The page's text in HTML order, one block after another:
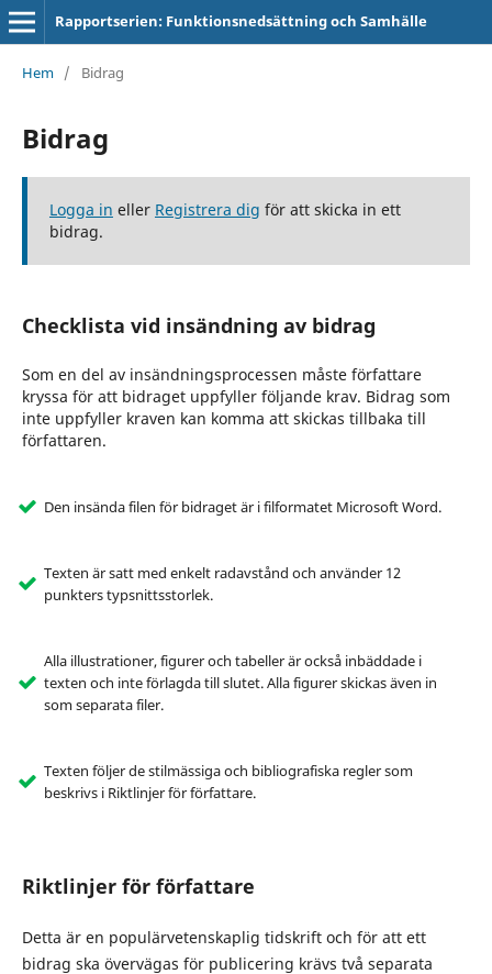
Rapportserien: Funktionsnedsättning och Samhälle
Hem / Bidrag
Bidrag
Logga in eller Registrera dig för att skicka in ett
bidrag.
Checklista vid insändning av bidrag
Som en del av insändningsprocessen måste författare
kryssa för att bidraget uppfyller följande krav. Bidrag som
inte uppfyller kraven kan komma att skickas tillbaka till
författaren.
Den insända filen för bidraget är i filformatet Microsoft Word.
Texten är satt med enkelt radavstånd och använder 12
punkters typsnittsstorlek.
Alla illustrationer, figurer och tabeller är också inbäddade i
texten och inte förlagda till slutet. Alla figurer skickas även in
som separata filer.
Texten följer de stilmässiga och bibliografiska regler som
beskrivs i Riktlinjer för författare.
Riktlinjer för författare
Detta är en populärvetenskaplig tidskrift och för att ett
bidrag ska övervägas för publicering krävs två separata